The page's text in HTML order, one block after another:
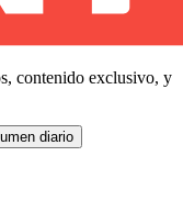
contenido exclusivo, y
diario